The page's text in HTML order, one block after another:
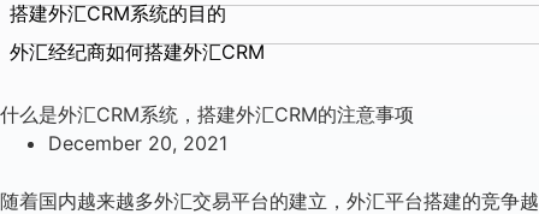
搭建外汇CRM系统的目的
外汇经纪商如何搭建外汇CRM
什么是外汇CRM系统，搭建外汇CRM的注意事项
December 20, 2021
随着国内越来越多外汇交易平台的建立，外汇平台搭建的竞争越